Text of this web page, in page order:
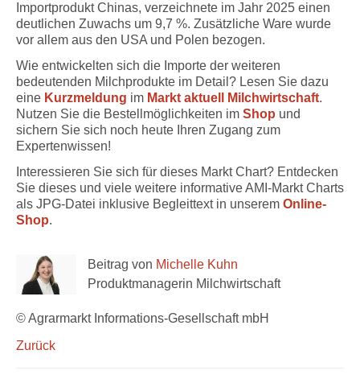
Importprodukt Chinas, verzeichnete im Jahr 2025 einen
deutlichen Zuwachs um 9,7 %. Zusätzliche Ware wurde
vor allem aus den USA und Polen bezogen.
Wie entwickelten sich die Importe der weiteren
bedeutenden Milchprodukte im Detail? Lesen Sie dazu
eine Kurzmeldung im Markt aktuell Milchwirtschaft.
Nutzen Sie die Bestellmöglichkeiten im Shop und
sichern Sie sich noch heute Ihren Zugang zum
Expertenwissen!
Interessieren Sie sich für dieses Markt Chart? Entdecken
Sie dieses und viele weitere informative AMI-Markt Charts
als JPG-Datei inklusive Begleittext in unserem Online-
Shop.
Beitrag von Michelle Kuhn
Produktmanagerin Milchwirtschaft
© Agrarmarkt Informations-Gesellschaft mbH
Zurück